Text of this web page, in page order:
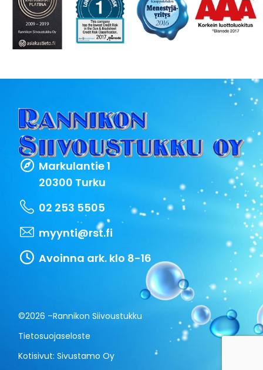
Markulantie 1
20300 Turku
02 253 5505
myynti@rst.fi
Avoinna ark. klo 8-16
©2026 –Rannikon Siivoustukku
Tietosuojaseloste
Kotisivut:Sivustamo Oy